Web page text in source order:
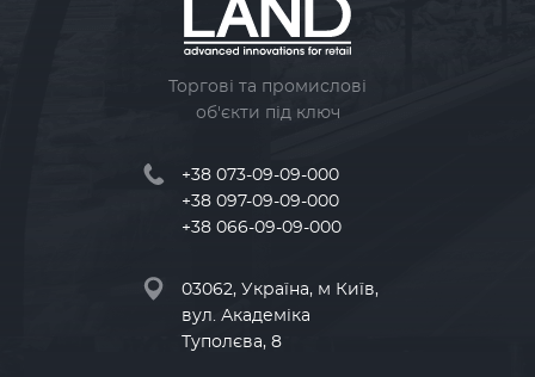
Торгові та промислові
об'єкти під ключ
+38 073-09-09-000
+38 097-09-09-000
+38 066-09-09-000
03062, Україна, м Київ,
вул. Академіка
Туполєва, 8